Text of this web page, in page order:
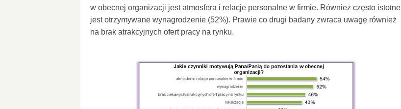
w obecnej organizacji jest atmosfera i relacje personalne w firmie. Również często istotne
jest otrzymywane wynagrodzenie (52%). Prawie co drugi badany zwraca uwagę również
na brak atrakcyjnych ofert pracy na rynku.